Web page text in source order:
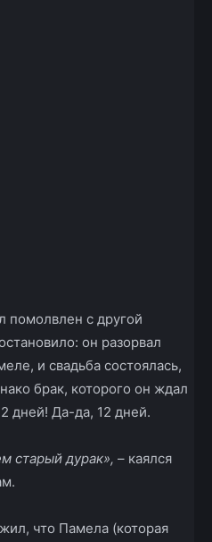
помолвлен с другой
он разорвал
и свадьба состоялась,
брак, которого он ждал
дней! Да-да, 12 дней.
старый дурак», – каялся
что Памела (которая